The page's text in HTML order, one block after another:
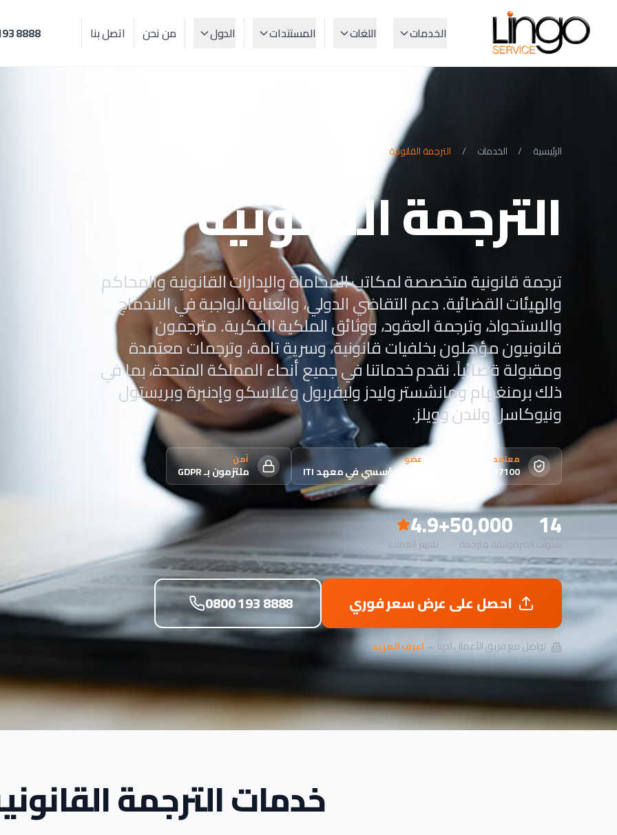
الخدمات اللغات المستندات الدول من نحن اتصل بنا 8888
الرئيسية / الخدمات / الترجمة القانونية
الترجمة القانونية
ترجمة قانونية متخصصة لمكاتب المحاماة والإدارات القانونية والمحاكم
والهيئات القضائية. دعم التقاضي الدولي، والعناية الواجبة في الاندماج
والاستحواذ، وترجمة العقود، ووثائق الملكية الفكرية. مترجمون
قانونيون مؤهلون بخلفيات قانونية، وسرية تامة، وترجمات معتمدة
ومقبولة قضائياً. نقدم خدماتنا في جميع أنحاء المملكة المتحدة، بما في
ذلك برمنغهام ومانشستر وليدز وليفربول وغلاسكو وإدنبرة وبريستول
ونيوكاسل ولندن وويلز.
معتمد
ISO 17100
عضو
عضو مؤسسي في معهد ITI
آمن
ملتزمون بـ GDPR
14
سنوات الخبرة50,000+
وثيقة مترجمة 4.9
تقييم العملاء
احصل على عرض سعر فوري 0800 193 8888
تواصل مع فريق الأعمال لدينا ← اعرف المزيد
خدمات الترجمة